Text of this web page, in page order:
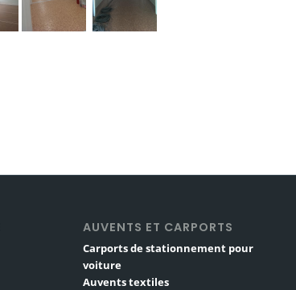
AUVENTS ET CARPORTS
Carports de stationnement pour
voiture
Auvents textiles